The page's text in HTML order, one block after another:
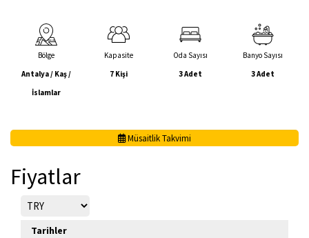
Bölge
Antalya / Kaş /
İslamlar
Kapasite
7 Kişi
Oda Sayısı
3 Adet
Banyo Sayısı
3 Adet
Müsaitlik Takvimi
Fiyatlar
Tarihler